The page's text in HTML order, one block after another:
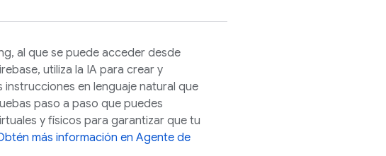
al que se puede acceder desde
, utiliza la IA para crear y
en lenguaje natural que
paso a paso que puedes
y físicos para garantizar que tu
más información en Agente de